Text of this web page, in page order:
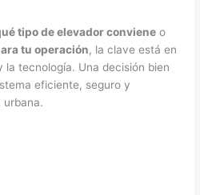
tipo de elevador conviene o
tu operación, la clave está en
la tecnología. Una decisión bien
eficiente, seguro y
urbana.